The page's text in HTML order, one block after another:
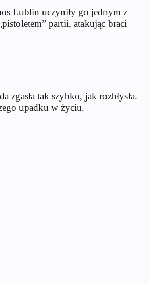
Lublin uczyniły go jednym z
partii, atakując braci
tak szybko, jak rozbłysła.
upadku w życiu.